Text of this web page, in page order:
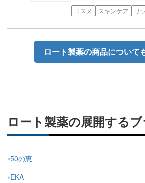
コスメ スキンケア リ
ロート製薬の商品について
ロート製薬の展開する
50の恵
EKA